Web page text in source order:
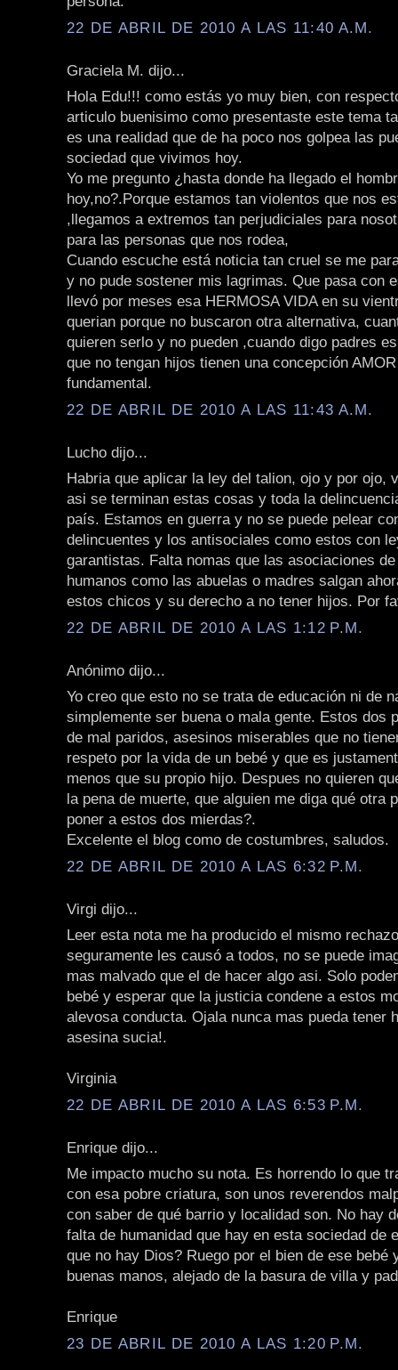
22 DE ABRIL DE 2010 A LAS 11:40 A.M.
Graciela M. dijo...
Hola Edu!!! como estás yo muy bien, con
articulo buenisimo como presentaste este tema
es una realidad que de ha poco nos golpea las
sociedad que vivimos hoy.
Yo me pregunto ¿hasta donde ha llegado el
hoy,no?.Porque estamos tan violentos que nos
,llegamos a extremos tan perjudiciales para
para las personas que nos rodea,
Cuando escuche está noticia tan cruel se me
y no pude sostener mis lagrimas. Que pasa con
llevó por meses esa HERMOSA VIDA en su
querian porque no buscaron otra alternativa,
quieren serlo y no pueden ,cuando digo padres
que no tengan hijos tienen una concepción
fundamental.
22 DE ABRIL DE 2010 A LAS 11:43 A.M.
Lucho dijo...
Habria que aplicar la ley del talion, ojo y por ojo,
asi se terminan estas cosas y toda la
país. Estamos en guerra y no se puede pelear
delincuentes y los antisociales como estos con
garantistas. Falta nomas que las asociaciones
humanos como las abuelas o madres salgan
estos chicos y su derecho a no tener hijos. Por
22 DE ABRIL DE 2010 A LAS 1:12 P.M.
Anónimo dijo...
Yo creo que esto no se trata de educación ni de
simplemente ser buena o mala gente. Estos dos
de mal paridos, asesinos miserables que no
respeto por la vida de un bebé y que es
menos que su propio hijo. Despues no quieren
la pena de muerte, que alguien me diga qué otra
poner a estos dos mierdas?.
Excelente el blog como de costumbres, saludos.
22 DE ABRIL DE 2010 A LAS 6:32 P.M.
Virgi dijo...
Leer esta nota me ha producido el mismo
seguramente les causó a todos, no se puede
mas malvado que el de hacer algo asi. Solo
bebé y esperar que la justicia condene a estos
alevosa conducta. Ojala nunca mas pueda tener
asesina sucia!.
Virginia
22 DE ABRIL DE 2010 A LAS 6:53 P.M.
Enrique dijo...
Me impacto mucho su nota. Es horrendo lo que
con esa pobre criatura, son unos reverendos
con saber de qué barrio y localidad son. No hay
falta de humanidad que hay en esta sociedad de
que no hay Dios? Ruego por el bien de ese bebé
buenas manos, alejado de la basura de villa y
Enrique
23 DE ABRIL DE 2010 A LAS 1:20 P.M.